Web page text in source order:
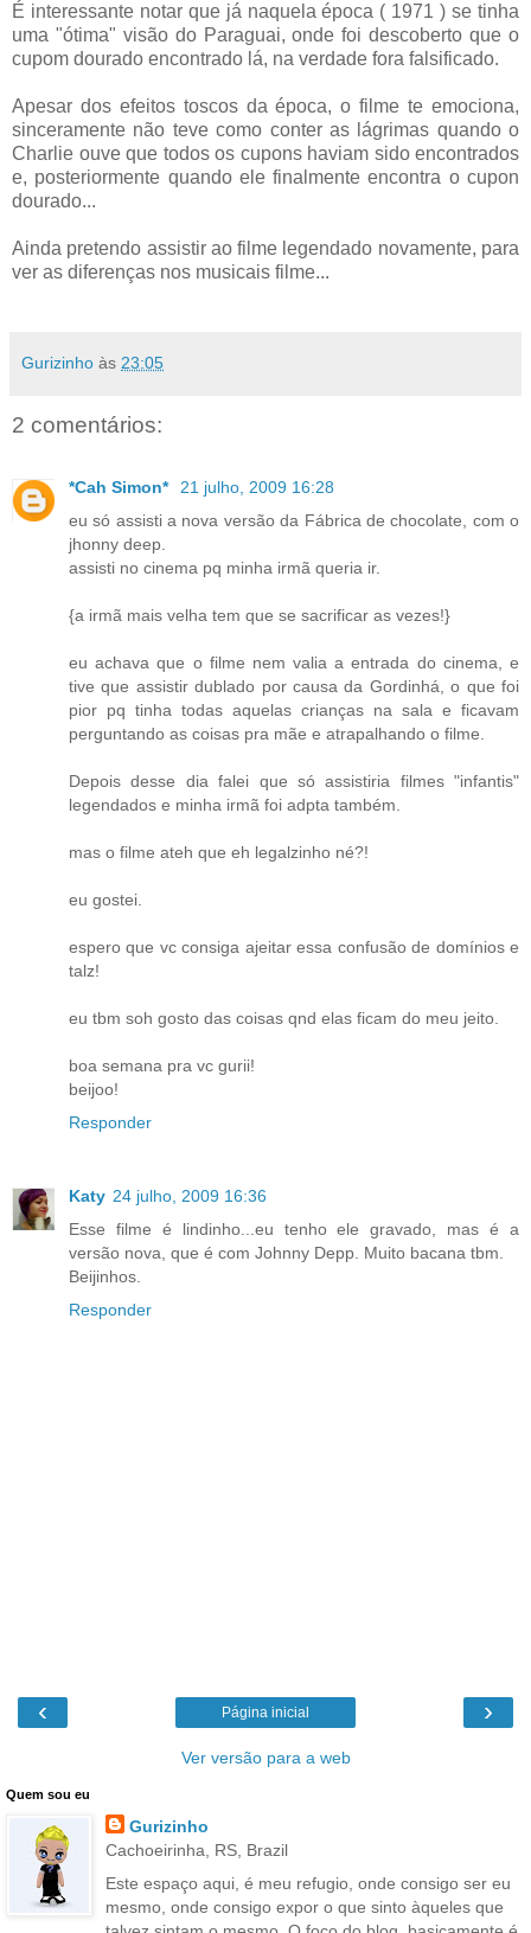
É interessante notar que já naquela época ( 1971 ) se tinha
uma "ótima" visão do Paraguai, onde foi descoberto que o
cupom dourado encontrado lá, na verdade fora falsificado.
Apesar dos efeitos toscos da época, o filme te emociona,
sinceramente não teve como conter as lágrimas quando o
Charlie ouve que todos os cupons haviam sido encontrados
e, posteriormente quando ele finalmente encontra o cupon
dourado...
Ainda pretendo assistir ao filme legendado novamente, para
ver as diferenças nos musicais filme...
Gurizinho às 23:05
2 comentários:
*Cah Simon*
21 julho, 2009 16:28
eu só assisti a nova versão da Fábrica de chocolate, com o
jhonny deep.
assisti no cinema pq minha irmã queria ir.
{a irmã mais velha tem que se sacrificar as vezes!}
eu achava que o filme nem valia a entrada do cinema, e
tive que assistir dublado por causa da Gordinhá, o que foi
pior pq tinha todas aquelas crianças na sala e ficavam
perguntando as coisas pra mãe e atrapalhando o filme.
Depois desse dia falei que só assistiria filmes "infantis"
legendados e minha irmã foi adpta também.
mas o filme ateh que eh legalzinho né?!
eu gostei.
espero que vc consiga ajeitar essa confusão de domínios e
talz!
eu tbm soh gosto das coisas qnd elas ficam do meu jeito.
boa semana pra vc gurii!
beijoo!
Responder
Katy 24 julho, 2009 16:36
Esse filme é lindinho...eu tenho ele gravado, mas é a
versão nova, que é com Johnny Depp. Muito bacana tbm.
Beijinhos.
Responder
‹ ›
Página inicial
Ver versão para a web
Quem sou eu
Gurizinho
Cachoeirinha, RS, Brazil
Este espaço aqui, é meu refugio, onde consigo ser eu
mesmo, onde consigo expor o que sinto àqueles que